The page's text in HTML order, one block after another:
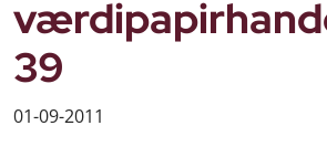
39
01-09-2011